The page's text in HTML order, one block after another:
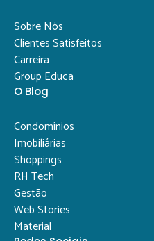
Sobre Nós
Clientes Satisfeitos
Carreira
Group Educa
O Blog
Condomínios
Imobiliárias
Shoppings
RH Tech
Gestão
Web Stories
Material